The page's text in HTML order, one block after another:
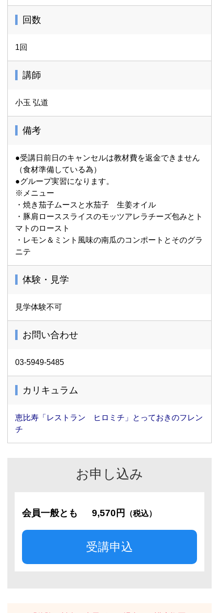
回数
1回
講師
小玉 弘道
備考
●受講日前日のキャンセルは教材費を返金できません
（食材準備している為）
●グループ実習になります。
※メニュー
・焼き茄子ムースと水茄子 生姜オイル
・豚肩ローススライスのモッツアレラチーズ包みとト
マトのロースト
・レモン＆ミント風味の南瓜のコンポートとそのグラ
ニテ
体験・見学
見学体験不可
お問い合わせ
03-5949-5485
カリキュラム
恵比寿「レストラン ヒロミチ」とっておきのフレン
チ
お申し込み
会員一般とも 9,570円 （税込）
受講申込